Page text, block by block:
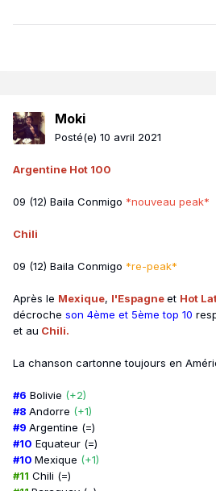
Moki
Posté(e) 10 avril 2021
Argentine Hot 100
09 (12) Baila Conmigo *nouveau peak*
Chili
09 (12) Baila Conmigo *re-peak*
Après le Mexique, l'Espagneet Hot
décroche son 4ème et 5ème top 10
et au Chili.
La chanson cartonne toujours en
#6 Bolivie (+2)
#8 Andorre (+1)
#9 Argentine (=)
#10 Equateur (=)
#10 Mexique (+1)
#11 Chili (=)